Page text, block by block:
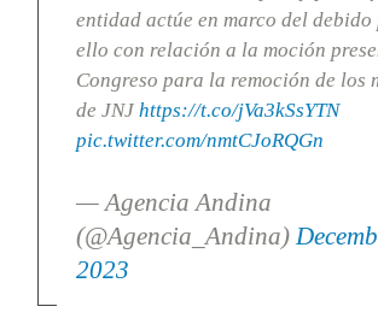
entidad actúe en marco del debido
ello con relación a la moción
Congreso para la remoción de los
de JNJ https://t.co/jVa3kSsYTN
pic.twitter.com/nmtCJoRQGn
— Agencia Andina
(@Agencia_Andina)
2023